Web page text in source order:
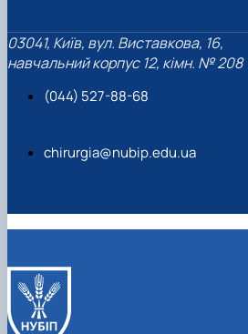
03041, Київ, вул. Виставкова, 16,
навчальний корпус 12, кімн. № 208
(044) 527-88-68
chirurgia@nubip.edu.ua